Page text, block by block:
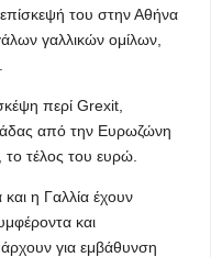
του στην Αθήνα
γαλλικών ομίλων,
περί Grexit,
από την Ευρωζώνη
τέλος του ευρώ.
η Γαλλία έχουν
και
για εμβάθυνση